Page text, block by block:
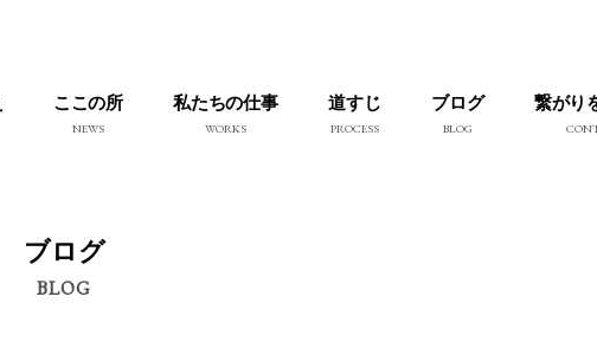
ここの所
NEWS
私たちの仕事
WORKS
道すじ
PROCESS
ブログ
BLOG
繋がり
ブログ
BLOG